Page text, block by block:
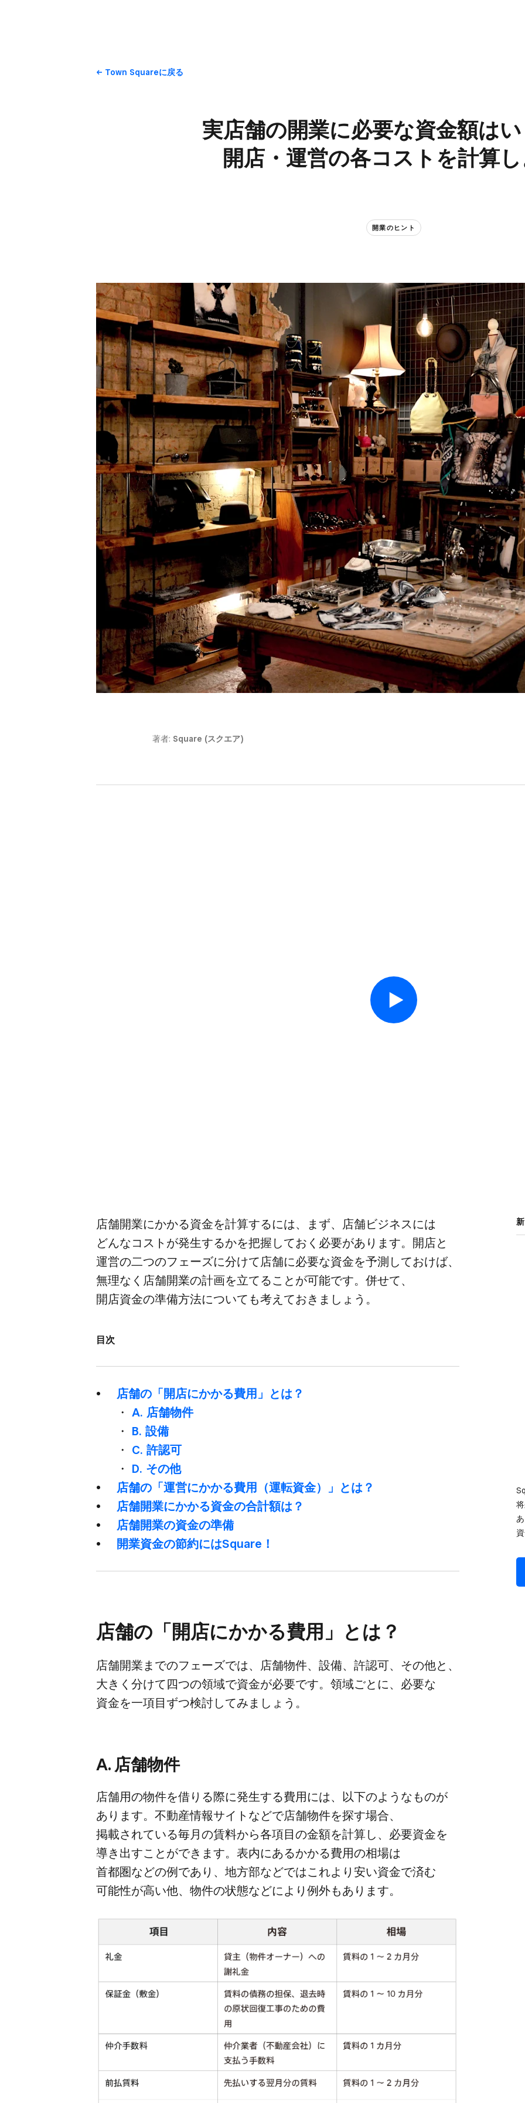
Town Squareに​戻る
実店舗の​開業に​必要な​資金額は​い
開店・運営の​各コストを​計算し
開業の​ヒント
著者: Square (スクエア)
店舗開業に​かかる​資金を​計算するには、​まず、​店舗ビジネスには​
どんな​コストが​発生するかを​把握しておく​必要が​あります。​開店と​
運営の​二つの​フェーズに​分けて​店舗に​必要な​資金を​予測しておけば、​
無理なく​店舗開業の​計画を​立てる​ことが​可能です。​併せて、​
開店資金の​準備方​法に​ついても​考えて​おきましょう。
目次
店舗の​「開店に​かかる​費用」とは？
・ A. 店舗物件
・ B. 設備
・ C. 許認可
・ D. ​その​他
店舗の​「運営に​かかる​費用​（運転資金）」とは？
店舗開業に​かかる​資金の​合計額は？
店舗開業の​資金の​準備
開業資金の​節約には​Square！
店舗の​「開店に​かかる​費用」とは？
店舗開業までの​フェーズでは、​店舗物件、​設備、​許認可、​その​他と、​
大きく​分けて​四つの​領域で​資金が​必要です。​領域ごとに、​必要な​
資金を​一項​目ずつ​検討してみましょう。
A. 店舗物件
店舗用の​物件を​借りる​際に​発生する​費用には、​以下のような​ものが​
あります。​不動産情報サイトなどで​店舗物件を​探す​場合、​
掲載されている​毎月の​賃料から​各項目の​金額を​計算し、​必要資金を​
導き出すことができます。​表内に​ある​かかる​費用の​相場は​
首都圏などの​例であり、​地方​部などでは​これより​安い​資金で​済む​
可能性が​高い他、​物件の​状態などに​より​例外も​あります。